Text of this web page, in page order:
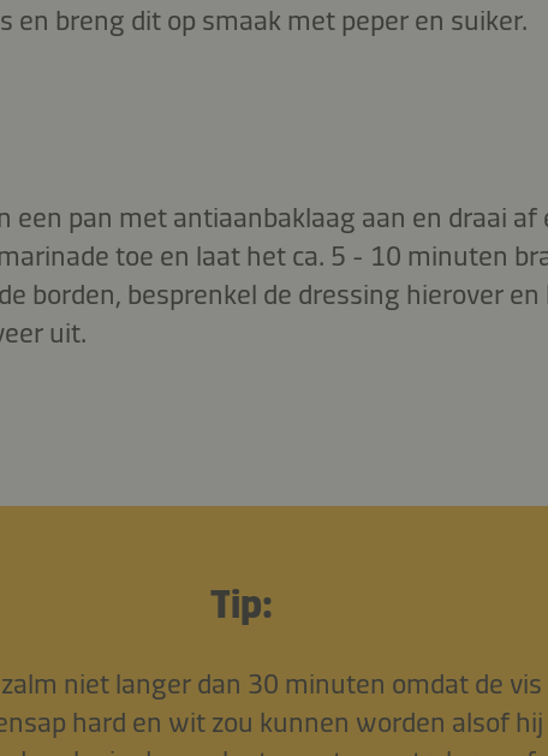
en breng dit op smaak met peper en suiker.
een pan met antiaanbaklaag aan en draai af
toe en laat het ca. 5 - 10 minuten
borden, besprenkel de dressing hierover en
uit.
Tip:
niet langer dan 30 minuten omdat de
hard en wit zou kunnen worden alsof